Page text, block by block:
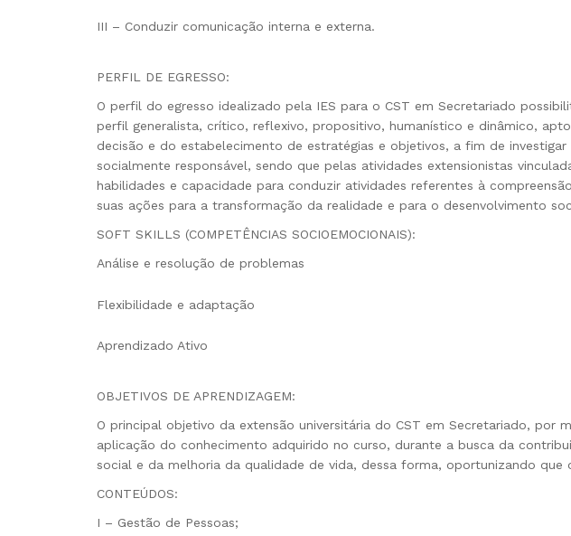
III – Conduzir comunicação interna e externa.
PERFIL DE EGRESSO:
O perfil do egresso idealizado pela IES para o CST em Secretariado
perfil generalista, crítico, reflexivo, propositivo, humanístico e dinâmico,
decisão e do estabelecimento de estratégias e objetivos, a fim de
socialmente responsável, sendo que pelas atividades extensionistas
habilidades e capacidade para conduzir atividades referentes à
suas ações para a transformação da realidade e para o desenvolvimento
SOFT SKILLS (COMPETÊNCIAS SOCIOEMOCIONAIS):
Análise e resolução de problemas
Flexibilidade e adaptação
Aprendizado Ativo
OBJETIVOS DE APRENDIZAGEM:
O principal objetivo da extensão universitária do CST em Secretariado, por
aplicação do conhecimento adquirido no curso, durante a busca da
social e da melhoria da qualidade de vida, dessa forma, oportunizando
CONTEÚDOS:
I – Gestão de Pessoas;